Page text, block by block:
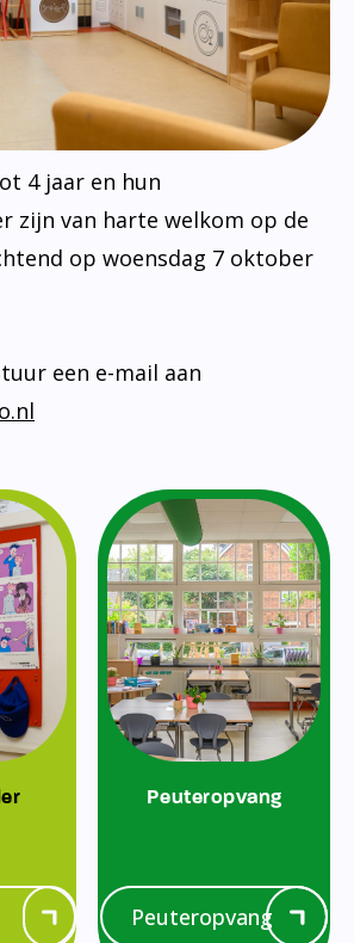
4 jaar en hun
zijn van harte welkom op de
op woensdag 7 oktober
een e-mail aan
Peuteropvang
Peuteropvang